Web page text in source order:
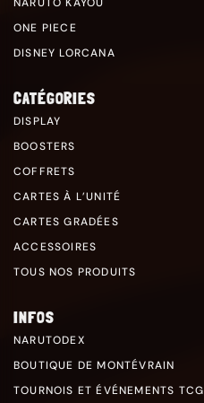
ONE PIECE
DISNEY LORCANA
CATÉGORIES
DISPLAY
BOOSTERS
COFFRETS
CARTES À L’UNITÉ
CARTES GRADÉES
ACCESSOIRES
TOUS NOS PRODUITS
INFOS
NARUTODEX
BOUTIQUE DE MONTÉVRAIN
TOURNOIS ET ÉVÉNEMENTS TCG